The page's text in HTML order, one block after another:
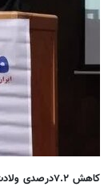
کاهش ۷.۲درصدی ولادت در قزوین